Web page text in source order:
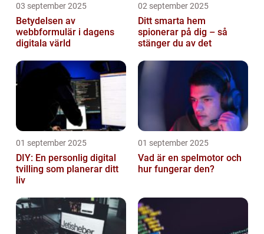
03 september 2025
Betydelsen av
webbformulär i dagens
digitala värld
02 september 2025
Ditt smarta hem
spionerar på dig – så
stänger du av det
01 september 2025
DIY: En personlig digital
tvilling som planerar ditt
liv
01 september 2025
Vad är en spelmotor och
hur fungerar den?